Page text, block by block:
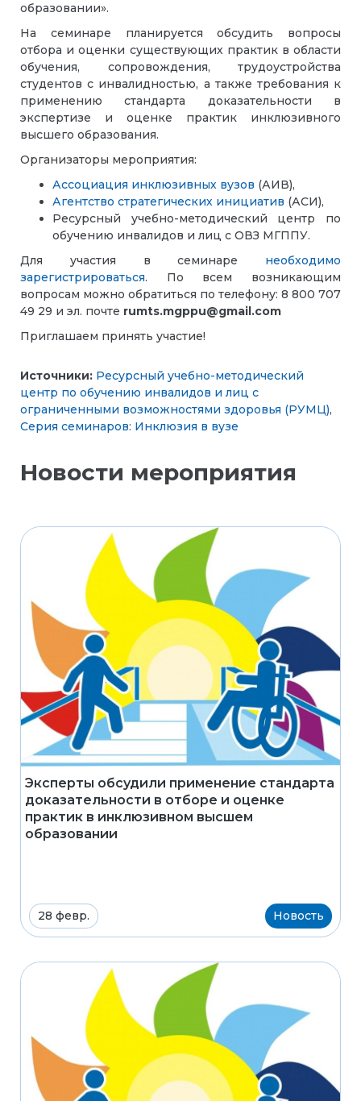
образовании».
На семинаре планируется обсудить вопросы
отбора и оценки существующих практик в области
обучения, сопровождения, трудоустройства
студентов с инвалидностью, а также требования к
применению стандарта доказательности в
экспертизе и оценке практик инклюзивного
высшего образования.
Организаторы мероприятия:
Ассоциация инклюзивных вузов (АИВ),
Агентство стратегических инициатив (АСИ),
Ресурсный учебно-методический центр по
обучению инвалидов и лиц с ОВЗ МГППУ.
Для участия в семинаре необходимо
зарегистрироваться. По всем возникающим
вопросам можно обратиться по телефону: 8 800 707
49 29 и эл. почте rumts.mgppu@gmail.com
Приглашаем принять участие!
Источники: Ресурсный учебно-методический
центр по обучению инвалидов и лиц с
ограниченными возможностями здоровья (РУМЦ),
Серия семинаров: Инклюзия в вузе
Новости мероприятия
Эксперты обсудили применение стандарта
доказательности в отборе и оценке
практик в инклюзивном высшем
образовании
28 февр. Новость